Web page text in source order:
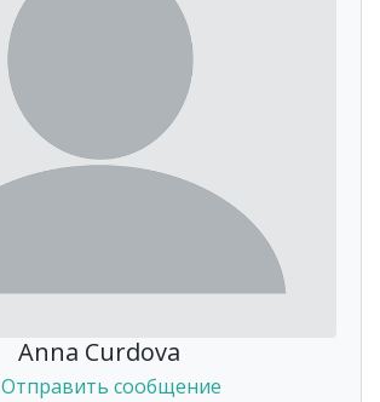
Anna Curdova
Отправить сообщение